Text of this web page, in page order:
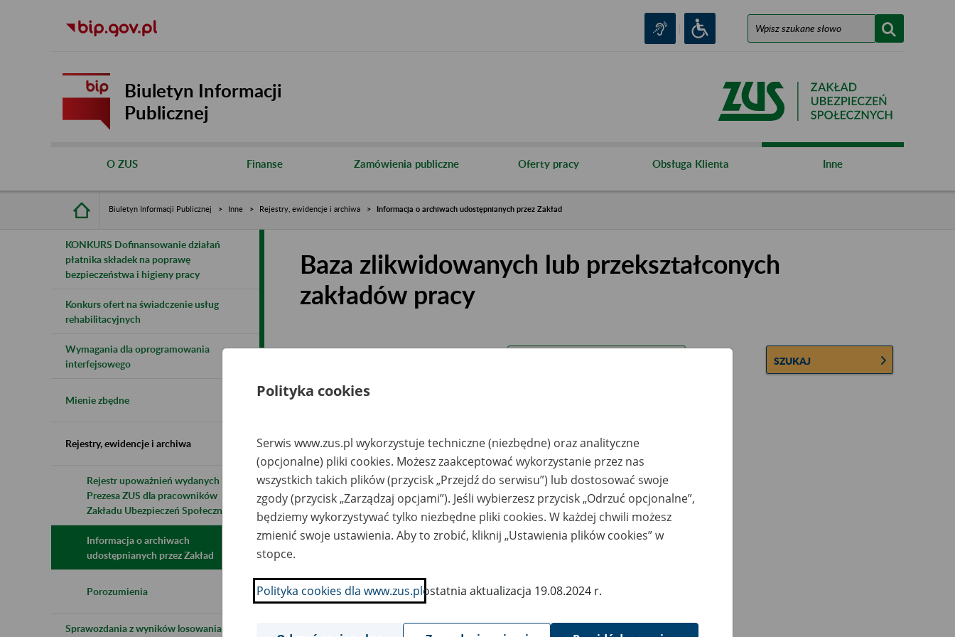
Biuletyn Informacji
Publicznej
O ZUS Finanse Zamówienia publiczne Oferty pracy Obsługa Klienta Inne
Biuletyn Informacji Publicznej Inne Rejestry, ewidencje i archiwa Informacja o archiwach udostępnianych przez Zakład
KONKURS Dofinansowanie działań
płatnika składek na poprawę
bezpieczeństwa i higieny pracy
Konkurs ofert na świadczenie usług
rehabilitacyjnych
Wymagania dla oprogramowania
interfejsowego
Mienie zbędne
Rejestry, ewidencje i archiwa
Rejestr upoważnień wydanych przez
Prezesa ZUS dla pracowników
Zakładu Ubezpieczeń Społecznych
Informacja o archiwach
udostępnianych przez Zakład
Porozumienia
Sprawozdania z wyników losowania do
Baza zlikwidowanych lub przekształconych
zakładów pracy
SZUKAJ
Wszystkie uwagi można przesyłać poprzez
Wyświetl wszystkie
Polityka cookies
Serwis www.zus.pl wykorzystuje techniczne (niezbędne) oraz analityczne
(opcjonalne) pliki cookies. Możesz zaakceptować wykorzystanie przez nas
wszystkich takich plików (przycisk „Przejdź do serwisu”) lub dostosować swoje
zgody (przycisk „Zarządzaj opcjami”). Jeśli wybierzesz przycisk „Odrzuć opcjonalne”,
będziemy wykorzystywać tylko niezbędne pliki cookies. W każdej chwili możesz
zmienić swoje ustawienia. Aby to zrobić, kliknij „Ustawienia plików cookies” w
stopce.
Polityka cookies dla www.zus.plostatnia aktualizacja 19.08.2024 r.